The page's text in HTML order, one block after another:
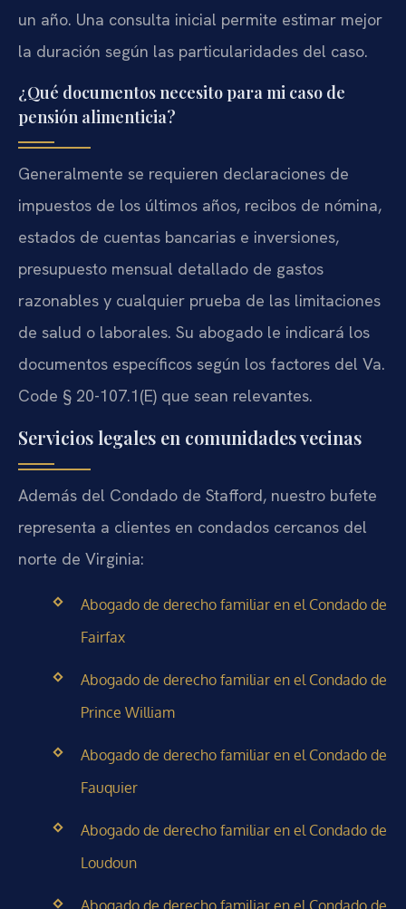
un año. Una consulta inicial permite estimar mejor
la duración según las particularidades del caso.
¿Qué documentos necesito para mi caso de
pensión alimenticia?
Generalmente se requieren declaraciones de
impuestos de los últimos años, recibos de nómina,
estados de cuentas bancarias e inversiones,
presupuesto mensual detallado de gastos
razonables y cualquier prueba de las limitaciones
de salud o laborales. Su abogado le indicará los
documentos específicos según los factores del Va.
Code § 20-107.1(E) que sean relevantes.
Servicios legales en comunidades vecinas
Además del Condado de Stafford, nuestro bufete
representa a clientes en condados cercanos del
norte de Virginia:
Abogado de derecho familiar en el Condado de
Fairfax
Abogado de derecho familiar en el Condado de
Prince William
Abogado de derecho familiar en el Condado de
Fauquier
Abogado de derecho familiar en el Condado de
Loudoun